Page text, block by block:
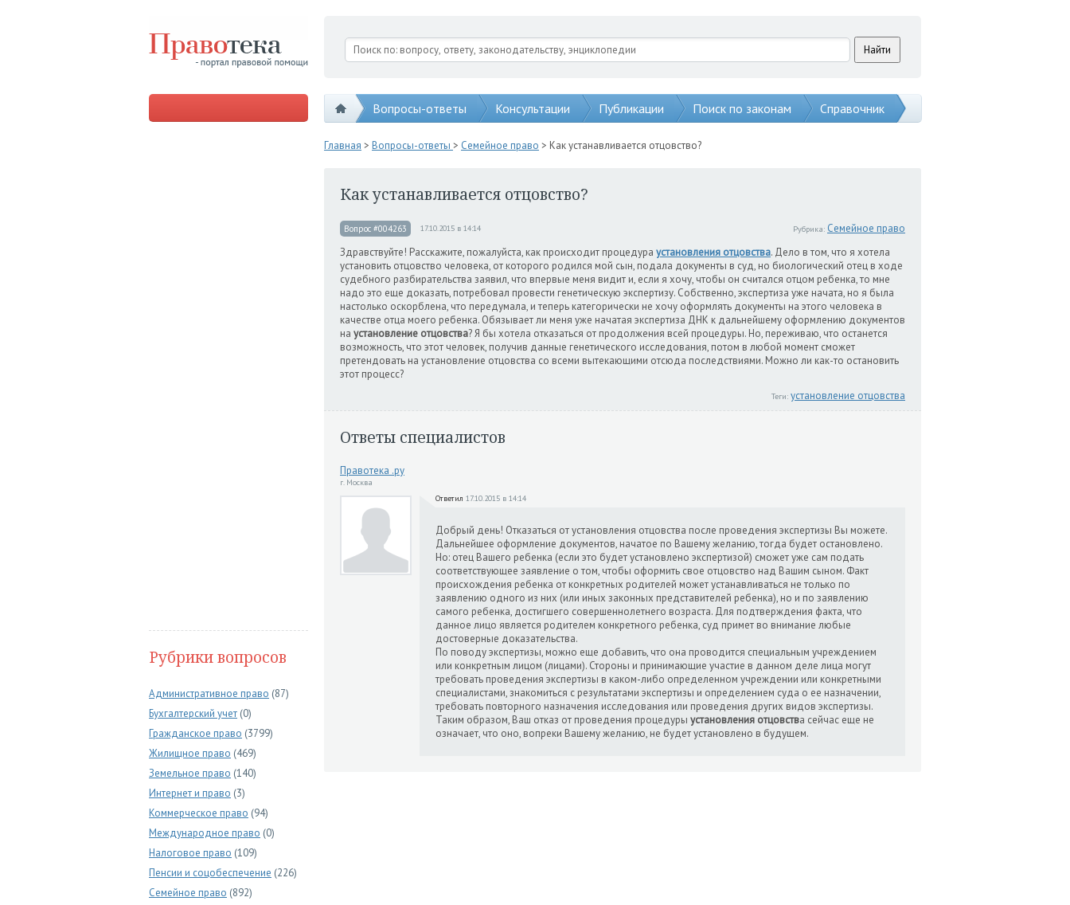
Вопросы-ответы Консультации Публикации Поиск по законам Справочник
Рубрики вопросов
Административное право (87)
Бухгалтерский учет (0)
Гражданское право (3799)
Жилищное право (469)
Земельное право (140)
Интернет и право (3)
Коммерческое право (94)
Международное право (0)
Налоговое право (109)
Пенсии и соцобеспечение (226)
Семейное право (892)
Главная > Вопросы-ответы > Семейное право > Как устанавливается отцовство?
Как устанавливается отцовство?
Вопрос #004263 17.10.2015 в 14:14 Рубрика: Семейное право
Здравствуйте! Расскажите, пожалуйста, как происходит процедура установления отцовства. Дело в том, что я хотела
установить отцовство человека, от которого родился мой сын, подала документы в суд, но биологический отец в ходе
судебного разбирательства заявил, что впервые меня видит и, если я хочу, чтобы он считался отцом ребенка, то мне
надо это еще доказать, потребовал провести генетическую экспертизу. Собственно, экспертиза уже начата, но я была
настолько оскорблена, что передумала, и теперь категорически не хочу оформлять документы на этого человека в
качестве отца моего ребенка. Обязывает ли меня уже начатая экспертиза ДНК к дальнейшему оформлению документов
на установление отцовства? Я бы хотела отказаться от продолжения всей процедуры. Но, переживаю, что останется
возможность, что этот человек, получив данные генетического исследования, потом в любой момент сможет
претендовать на установление отцовства со всеми вытекающими отсюда последствиями. Можно ли как-то остановить
этот процесс?
Теги: установление отцовства
Ответы специалистов
Правотека .ру
г. Москва
Ответил 17.10.2015 в 14:14
Добрый день! Отказаться от установления отцовства после проведения экспертизы Вы можете.
Дальнейшее оформление документов, начатое по Вашему желанию, тогда будет остановлено.
Но: отец Вашего ребенка (если это будет установлено экспертизой) сможет уже сам подать
соответствующее заявление о том, чтобы оформить свое отцовство над Вашим сыном. Факт
происхождения ребенка от конкретных родителей может устанавливаться не только по
заявлению одного из них (или иных законных представителей ребенка), но и по заявлению
самого ребенка, достигшего совершеннолетнего возраста. Для подтверждения факта, что
данное лицо является родителем конкретного ребенка, суд примет во внимание любые
достоверные доказательства.
По поводу экспертизы, можно еще добавить, что она проводится специальным учреждением
или конкретным лицом (лицами). Стороны и принимающие участие в данном деле лица могут
требовать проведения экспертизы в каком-либо определенном учреждении или конкретными
специалистами, знакомиться с результатами экспертизы и определением суда о ее назначении,
требовать повторного назначения исследования или проведения других видов экспертизы.
Таким образом, Ваш отказ от проведения процедуры установления отцовства сейчас еще не
означает, что оно, вопреки Вашему желанию, не будет установлено в будущем.